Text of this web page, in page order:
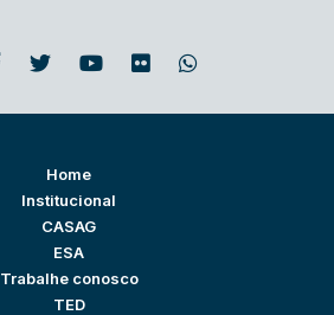
Home
Institucional
CASAG
ESA
Trabalhe conosco
TED